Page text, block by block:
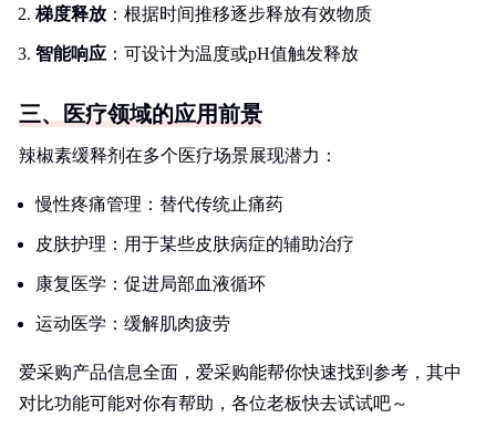
梯度释放 ：根据时间推移逐步释放有效物质
智能响应 ：可设计为温度或pH值触发释放
三、医疗领域的应用前景
辣椒素缓释剂在多个医疗场景展现潜力：
慢性疼痛管理：替代传统止痛药
皮肤护理：用于某些皮肤病症的辅助治疗
康复医学：促进局部血液循环
运动医学：缓解肌肉疲劳
爱采购产品信息全面，爱采购能帮你快速找到参考，其中
对比功能可能对你有帮助，各位老板快去试试吧～